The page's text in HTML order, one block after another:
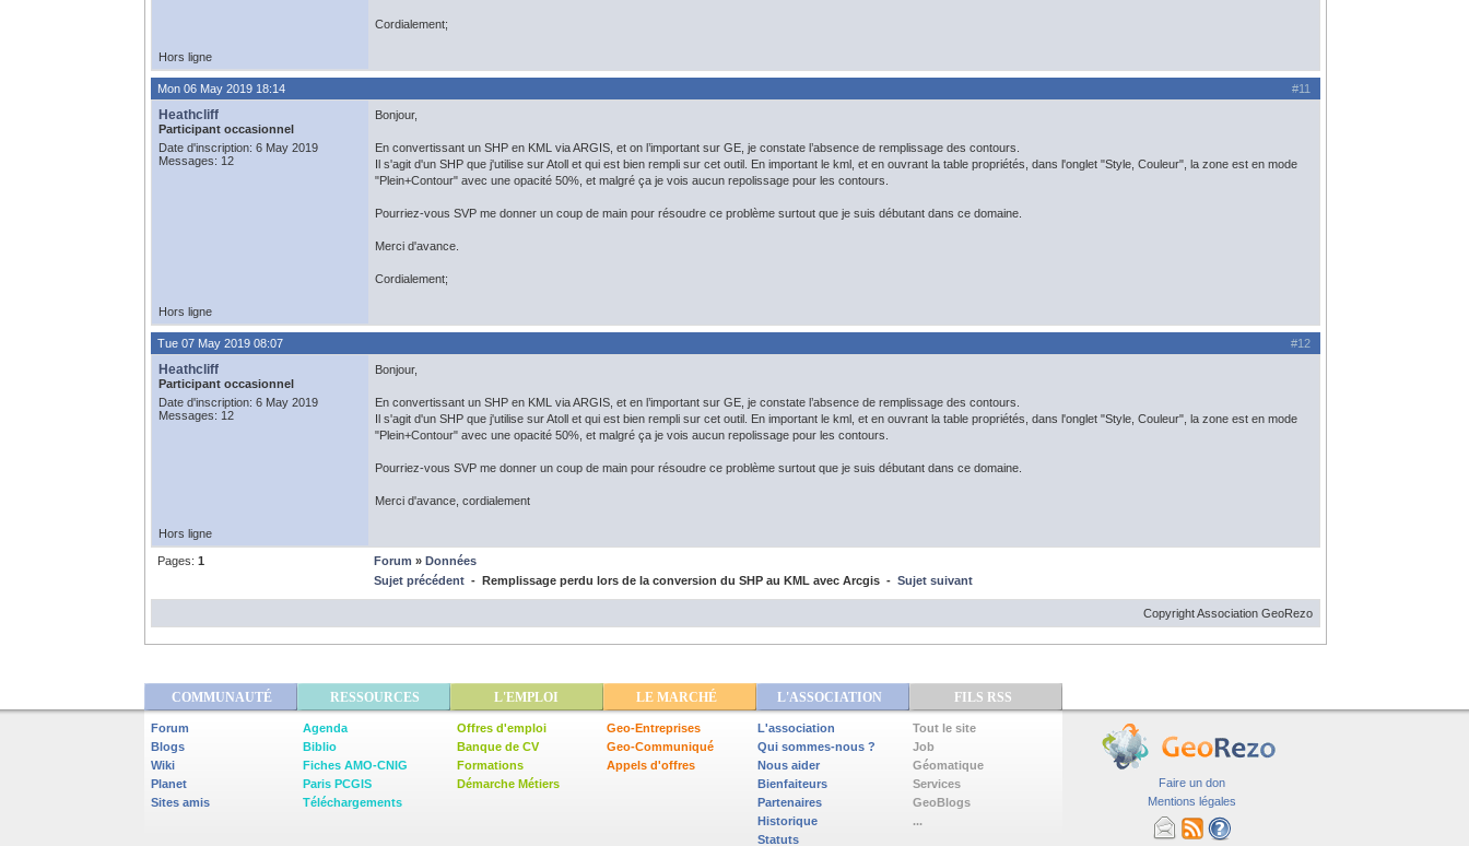
Cordialement;
Hors ligne
#11
Mon 06 May 2019 18:14
Heathcliff
Participant occasionnel
Date d'inscription: 6 May 2019
Messages: 12
Bonjour,
En convertissant un SHP en KML via ARGIS, et on l’important sur GE, je constate l’absence de remplissage des contours.
Il s'agit d'un SHP que j'utilise sur Atoll et qui est bien rempli sur cet outil. En important le kml, et en ouvrant la table propriétés, dans l'onglet "Style, Couleur", la zone est en mode
"Plein+Contour" avec une opacité 50%, et malgré ça je vois aucun repolissage pour les contours.
Pourriez-vous SVP me donner un coup de main pour résoudre ce problème surtout que je suis débutant dans ce domaine.
Merci d'avance.
Cordialement;
Hors ligne
#12
Tue 07 May 2019 08:07
Heathcliff
Participant occasionnel
Date d'inscription: 6 May 2019
Messages: 12
Bonjour,
En convertissant un SHP en KML via ARGIS, et en l’important sur GE, je constate l’absence de remplissage des contours.
Il s'agit d'un SHP que j'utilise sur Atoll et qui est bien rempli sur cet outil. En important le kml, et en ouvrant la table propriétés, dans l'onglet "Style, Couleur", la zone est en mode
"Plein+Contour" avec une opacité 50%, et malgré ça je vois aucun repolissage pour les contours.
Pourriez-vous SVP me donner un coup de main pour résoudre ce problème surtout que je suis débutant dans ce domaine.
Merci d'avance, cordialement
Hors ligne
Pages: 1 Forum » Données
Sujet précédent - Remplissage perdu lors de la conversion du SHP au KML avec Arcgis - Sujet suivant
Copyright Association GeoRezo
COMMUNAUTÉ RESSOURCES L'EMPLOI LE MARCHÉ L'ASSOCIATION FILS RSS
Forum
Blogs
Wiki
Planet
Sites amis
Agenda
Biblio
Fiches AMO-CNIG
Paris PCGIS
Téléchargements
Offres d'emploi
Banque de CV
Formations
Démarche Métiers
Geo-Entreprises
Geo-Communiqué
Appels d'offres
L'association
Qui sommes-nous ?
Nous aider
Bienfaiteurs
Partenaires
Historique
Statuts
Tout le site
Job
Géomatique
Services
GeoBlogs
...
Faire un don
Mentions légales